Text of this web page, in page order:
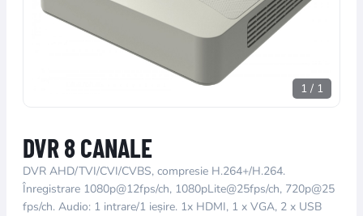
1 / 1
DVR 8 CANALE
DVR AHD/TVI/CVI/CVBS, compresie H.264+/H.264.
Înregistrare 1080p@12fps/ch, 1080pLite@25fps/ch, 720p@25
fps/ch. Audio: 1 intrare/1 ieșire. 1x HDMI, 1 x VGA, 2 x USB